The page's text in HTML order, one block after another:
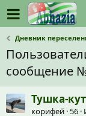
Дневник
сообщение
Тушка-
корифей · 56 ·